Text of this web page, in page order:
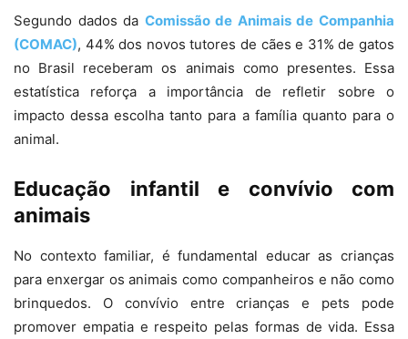
Segundo dados da Comissão de Animais de Companhia
(COMAC), 44% dos novos tutores de cães e 31% de gatos
no Brasil receberam os animais como presentes. Essa
estatística reforça a importância de refletir sobre o
impacto dessa escolha tanto para a família quanto para o
animal.
Educação infantil e convívio com
animais
No contexto familiar, é fundamental educar as crianças
para enxergar os animais como companheiros e não como
brinquedos. O convívio entre crianças e pets pode
promover empatia e respeito pelas formas de vida. Essa